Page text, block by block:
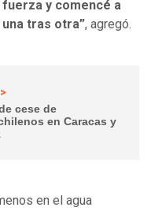
y comencé a
una tras otra”, agregó.
cese de
en Caracas y
en el agua